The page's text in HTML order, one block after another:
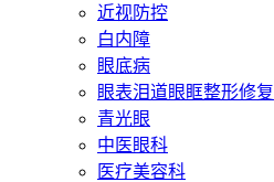
近视防控
白内障
眼底病
眼表泪道眼眶整形修复
青光眼
中医眼科
医疗美容科